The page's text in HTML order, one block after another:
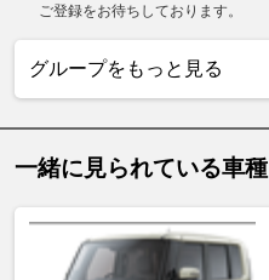
ご登録をお待ちしております。
グループをもっと見る
一緒に見られている車種